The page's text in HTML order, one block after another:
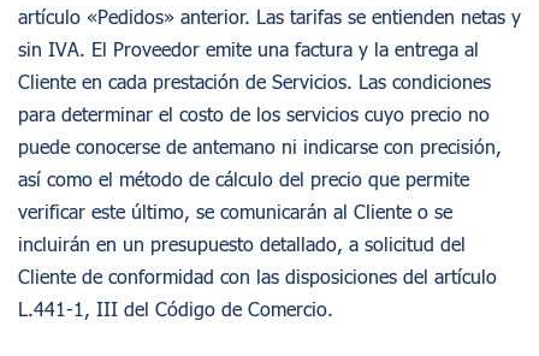
artículo «Pedidos» anterior. Las tarifas se entienden netas y
sin IVA. El Proveedor emite una factura y la entrega al
Cliente en cada prestación de Servicios. Las condiciones
para determinar el costo de los servicios cuyo precio no
puede conocerse de antemano ni indicarse con precisión,
así como el método de cálculo del precio que permite
verificar este último, se comunicarán al Cliente o se
incluirán en un presupuesto detallado, a solicitud del
Cliente de conformidad con las disposiciones del artículo
L.441-1, III del Código de Comercio.